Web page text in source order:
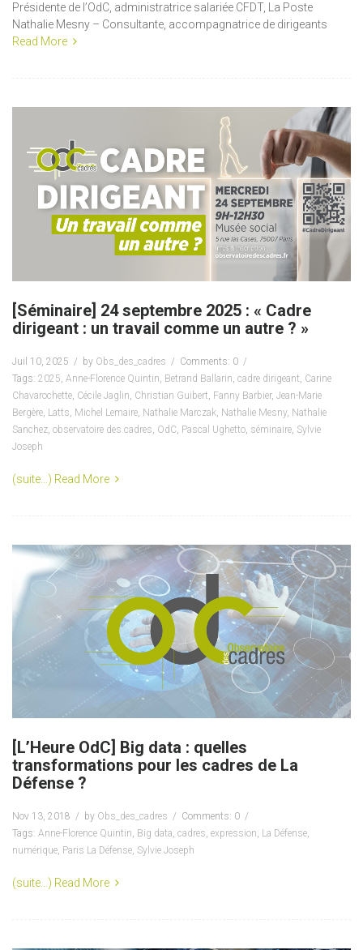
Présidente de l’OdC, administratrice salariée CFDT, La Poste
Nathalie Mesny – Consultante, accompagnatrice de dirigeants
Read More
[Séminaire] 24 septembre 2025 : « Cadre
dirigeant : un travail comme un autre ? »
Juil 10, 2025 by Obs_des_cadres
Comments: 0
Tags: 2025 Anne-Florence Quintin Betrand Ballarin cadre dirigeant Carine
Chavarochette Cécile Jaglin Christian Guibert Fanny Barbier, Jean-Marie
Bergère Latts Michel Lemaire Nathalie Marczak Nathalie Mesny, Nathalie
Sanchez observatoire des cadres OdC Pascal Ughetto séminaire Sylvie
Joseph
(suite…) Read More
[L’Heure OdC] Big data : quelles
transformations pour les cadres de La
Défense ?
Nov 13, 2018 by Obs_des_cadres
Comments: 0
Tags: Anne-Florence Quintin, Big data, cadres, expression, La Défense,
numérique, Paris La Défense, Sylvie Joseph
(suite…) Read More